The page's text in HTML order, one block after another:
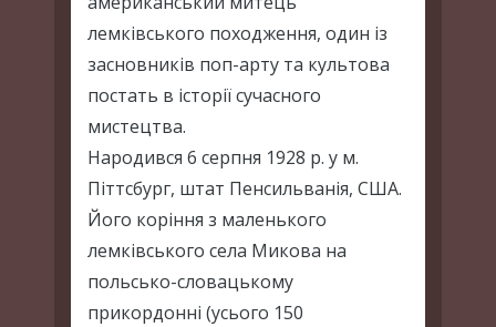
лемківського походження, один із
засновників поп-арту та культова
постать в історії сучасного
мистецтва.
Народився 6 серпня 1928 р. у м.
Піттсбург, штат Пенсильванія, США.
Його коріння з маленького
лемківського села Микова на
польсько-словацькому
прикордонні (усього 150